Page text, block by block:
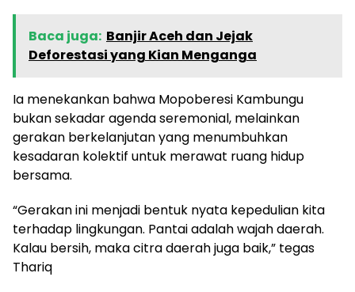
Baca juga: Banjir Aceh dan Jejak
Deforestasi yang Kian Menganga
Ia menekankan bahwa Mopoberesi Kambungu
bukan sekadar agenda seremonial, melainkan
gerakan berkelanjutan yang menumbuhkan
kesadaran kolektif untuk merawat ruang hidup
bersama.
“Gerakan ini menjadi bentuk nyata kepedulian kita
terhadap lingkungan. Pantai adalah wajah daerah.
Kalau bersih, maka citra daerah juga baik,” tegas
Thariq